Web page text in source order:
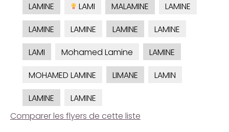
LAMINE
LAMI MALAMINE
LAMINE
LAMINE
LAMINE LAMINE
LAMINE
LAMI
Mohamed Lamine
LAMINE
MOHAMED LAMINE
LIMANE
LAMIN
LAMINE
LAMINE
Comparer les flyers de cette liste